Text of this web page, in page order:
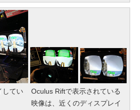
してい
Oculus Riftで表示されている
映像は、近くのディスプレイ